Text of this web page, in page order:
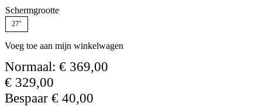
Schermgrootte
27″
Voeg toe aan mijn winkelwagen
Normaal: € 369,00
€ 329,00
Bespaar € 40,00